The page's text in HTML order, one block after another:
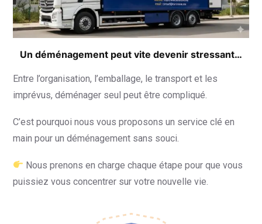
Un déménagement peut vite devenir stressant…
Entre l’organisation, l’emballage, le transport et les
imprévus, déménager seul peut être compliqué.
C’est pourquoi nous vous proposons un service clé en
main pour un déménagement sans souci.
Nous prenons en charge chaque étape pour que vous
puissiez vous concentrer sur votre nouvelle vie.